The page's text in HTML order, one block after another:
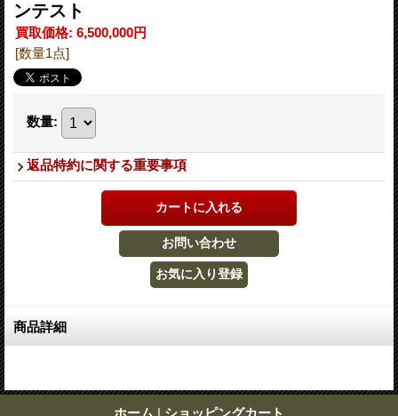
ンテスト
買取価格: 6,500,000円
[数量1点]
数量:
返品特約に関する重要事項
商品詳細
ホーム | ショッピングカート